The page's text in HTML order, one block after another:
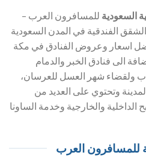
السعودية للمسافرون العرب –
الفندقية في المدن السعودية
اسعار وعروض الفنادق في مكة
الى فنادق الخبر والدمام
ولقضاء شهر العسل للعرسان،
وتحتوي على العديد من
والخارجية وخدمة الساونا
للمسافرون العرب